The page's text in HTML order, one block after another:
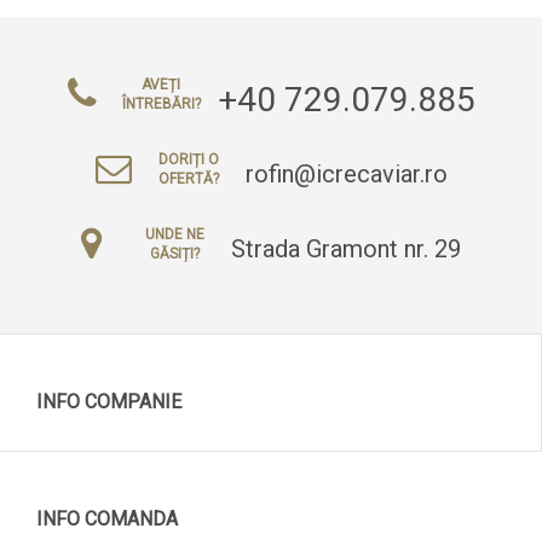
AVEȚI
ÎNTREBĂRI?
+40 729.079.885
DORIȚI O
OFERTĂ?
rofin@icrecaviar.ro
UNDE NE
GĂSIȚI?
Strada Gramont nr. 29
INFO COMPANIE
INFO COMANDA